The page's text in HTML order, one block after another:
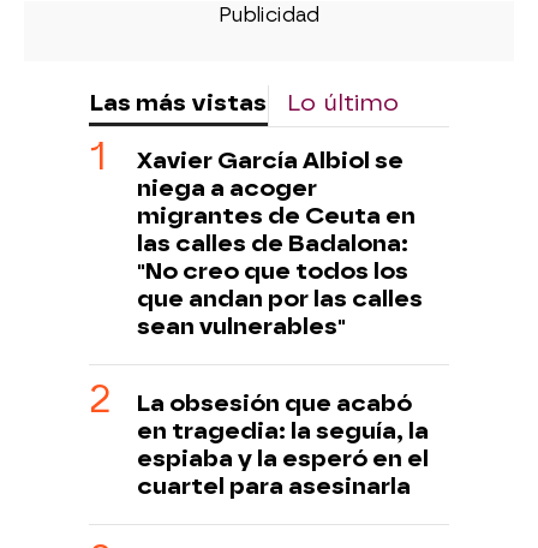
Las más vistas Lo último
Xavier García Albiol se
niega a acoger
migrantes de Ceuta en
las calles de Badalona:
"No creo que todos los
que andan por las calles
sean vulnerables"
La obsesión que acabó
en tragedia: la seguía, la
espiaba y la esperó en el
cuartel para asesinarla